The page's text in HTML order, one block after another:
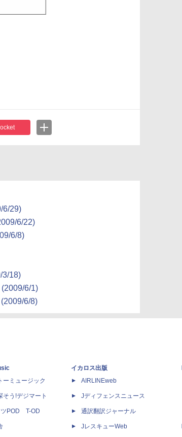
6/29)
6/22)
6/8)
3/18)
6/1)
6/8)
ーミュージック
そう!デジマート
ツPOD T-OD
イカロス出版
AIRLINEweb
Jディフェンスニュース
通訳翻訳ジャーナル
JレスキューWeb